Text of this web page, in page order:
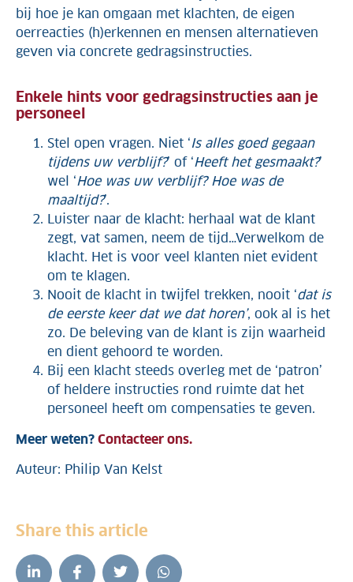
bij hoe je kan omgaan met klachten, de eigen
oerreacties (h)erkennen en mensen alternatieven
geven via concrete gedragsinstructies.
Enkele hints voor gedragsinstructies aan je
personeel
Stel open vragen. Niet ‘Is alles goed gegaan
tijdens uw verblijf?’ of ‘Heeft het gesmaakt?’
wel ‘Hoe was uw verblijf? Hoe was de
maaltijd?’.
Luister naar de klacht: herhaal wat de klant
zegt, vat samen, neem de tijd…Verwelkom de
klacht. Het is voor veel klanten niet evident
om te klagen.
Nooit de klacht in twijfel trekken, nooit ‘dat is
de eerste keer dat we dat horen’, ook al is het
zo. De beleving van de klant is zijn waarheid
en dient gehoord te worden.
Bij een klacht steeds overleg met de ‘patron’
of heldere instructies rond ruimte dat het
personeel heeft om compensaties te geven.
Meer weten?Contacteer ons.
Auteur: Philip Van Kelst
Share this article